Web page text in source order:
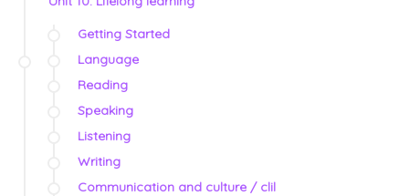
Getting Started
Language
Reading
Speaking
Listening
Writing
Communication and culture / clil